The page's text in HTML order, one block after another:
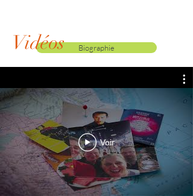
Biographie
Oeuvres sélectionnées
Demande de réservation
Vidéos
Voir